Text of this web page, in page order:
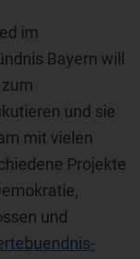
im
Bayern will
und sie
mit vielen
Projekte
und